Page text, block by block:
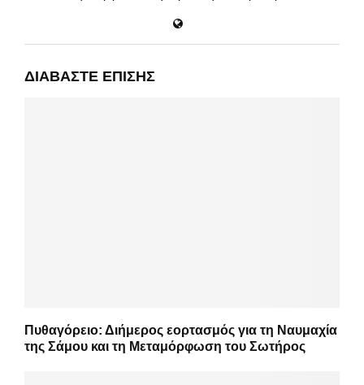
ΔΙΑΒΆΣΤΕ ΕΠΊΣΗΣ
Πυθαγόρειο: Διήμερος εορτασμός για τη Ναυμαχία
της Σάμου και τη Μεταμόρφωση του Σωτήρος